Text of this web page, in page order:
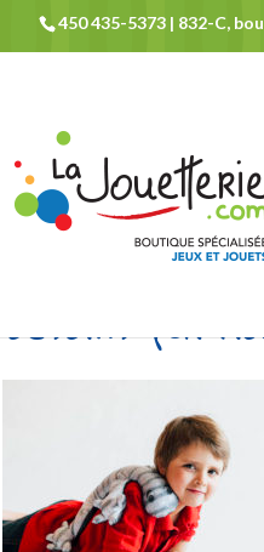
450 435-5373 | 832-C,
besoins-